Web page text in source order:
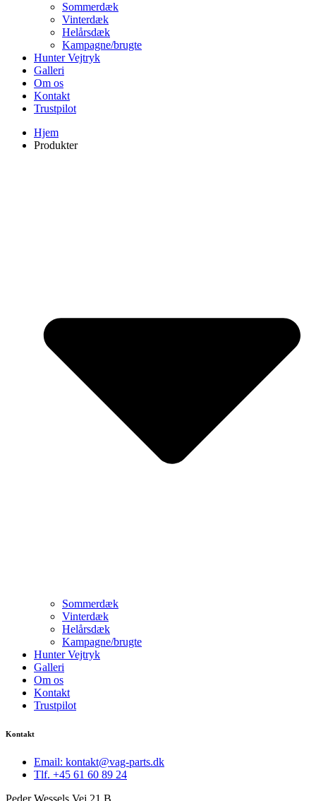
Sommerdæk
Vinterdæk
Helårsdæk
Kampagne/brugte
Hunter Vejtryk
Galleri
Om os
Kontakt
Trustpilot
Hjem
Produkter
Sommerdæk
Vinterdæk
Helårsdæk
Kampagne/brugte
Hunter Vejtryk
Galleri
Om os
Kontakt
Trustpilot
Kontakt
Email: kontakt@vag-parts.dk
Tlf. +45 61 60 89 24